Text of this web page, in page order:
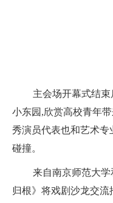
主会场开幕式结
小东园,欣赏高校青年
秀演员代表也和艺术专
碰撞。
来自南京师范大
归根》将戏剧沙龙交